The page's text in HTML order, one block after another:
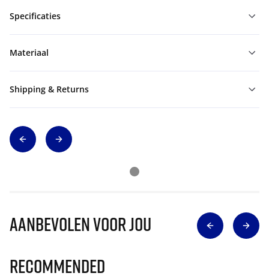
Specificaties
Materiaal
Shipping & Returns
Aanbevolen voor jou
Recommended